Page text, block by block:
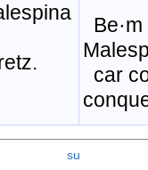
car
su